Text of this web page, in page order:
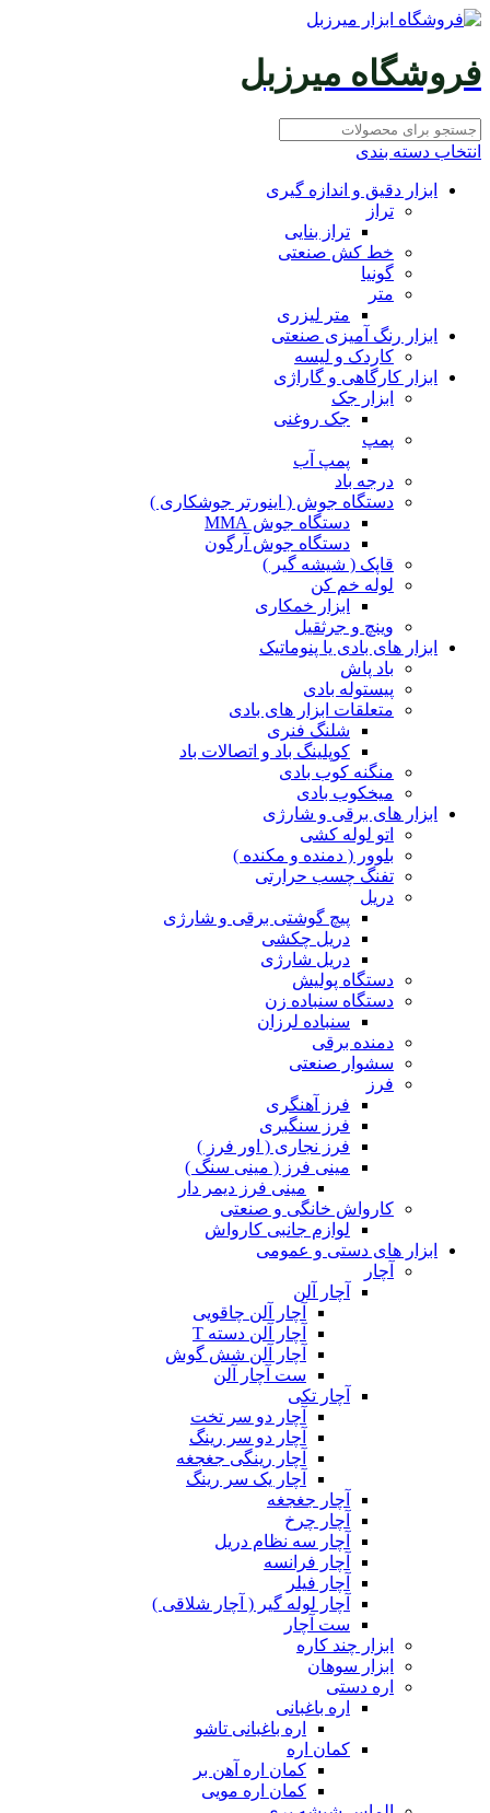
فروشگاه میرزبل
انتخاب دسته بندی
ابزار دقیق و اندازه گیری
تراز
تراز بنایی
خط کش صنعتی
گونیا
متر
متر لیزری
ابزار رنگ آمیزی صنعتی
کاردک و لیسه
ابزار کارگاهی و گاراژی
ابزار جک
جک روغنی
پمپ
پمپ آب
درجه باد
دستگاه جوش ( اینورتر جوشکاری )
دستگاه جوش MMA
دستگاه جوش آرگون
قاپک ( شیشه گیر )
لوله خم کن
ابزار خمکاری
وینچ و جرثقیل
ابزار های بادی یا پنوماتیک
باد پاش
پیستوله بادی
متعلقات ابزار های بادی
شلنگ فنری
کوپلینگ باد و اتصالات باد
منگنه کوب بادی
میخکوب بادی
ابزار های برقی و شارژی
اتو لوله کشی
بلوور ( دمنده و مکنده )
تفنگ چسب حرارتی
دریل
پیچ گوشتی برقی و شارژی
دریل چکشی
دریل شارژی
دستگاه پولیش
دستگاه سنباده زن
سنباده لرزان
دمنده برقی
سشوار صنعتی
فرز
فرز آهنگری
فرز سنگبری
فرز نجاری ( اور فرز )
مینی فرز ( مینی سنگ )
مینی فرز دیمر دار
کارواش خانگی و صنعتی
لوازم جانبی کارواش
ابزار های دستی و عمومی
آچار
آچار آلن
آچار آلن چاقویی
آچار آلن دسته T
آچار آلن شش گوش
ست آچار آلن
آچار تکی
آچار دو سر تخت
آچار دو سر رینگ
آچار رینگی جغجغه
آچار یک سر رینگ
آچار جغجغه
آچار چرخ
آچار سه نظام دریل
آچار فرانسه
آچار فیلر
آچار لوله گیر ( آچار شلاقی )
ست آچار
ابزار چند کاره
ابزار سوهان
اره دستی
اره باغبانی
اره باغبانی تاشو
کمان اره
کمان اره آهن بر
کمان اره مویی